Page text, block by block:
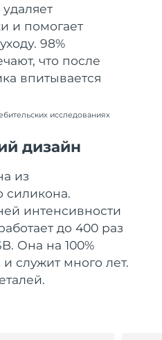
и помогает
98%
что после
впитывается
исследованиях
дизайн
из
силикона.
интенсивности
до 400 раз
Она на 100%
служит много лет.
Ожидаемая дата доставки
Ожидаемая дата доставки
Ожидаемая дата доставки
Ожидаемая дата доставки
8/10/26
Ожидаемая дата доставки
Ожидаемая дата доставки